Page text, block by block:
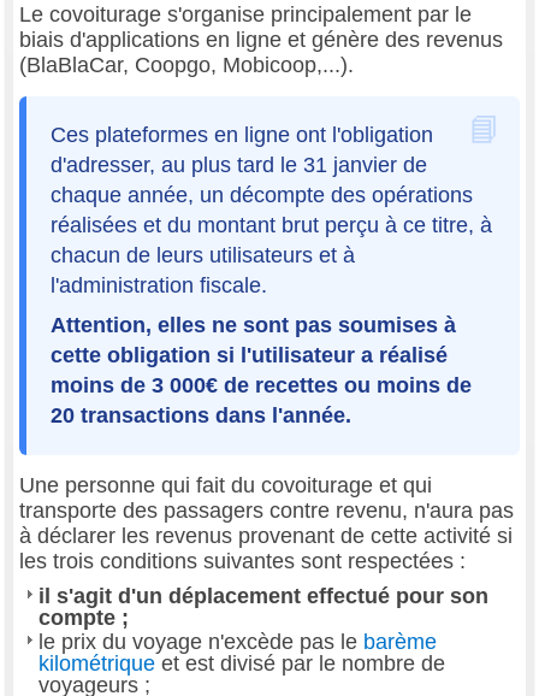
Le covoiturage s'organise principalement par le
biais d'applications en ligne et génère des revenus
(BlaBlaCar, Coopgo, Mobicoop,...).
Ces plateformes en ligne ont l'obligation
d'adresser, au plus tard le 31 janvier de
chaque année, un décompte des opérations
réalisées et du montant brut perçu à ce titre, à
chacun de leurs utilisateurs et à
l'administration fiscale.
Attention, elles ne sont pas soumises à
cette obligation si l'utilisateur a réalisé
moins de 3 000€ de recettes ou moins de
20 transactions dans l'année.
Une personne qui fait du covoiturage et qui
transporte des passagers contre revenu, n'aura pas
à déclarer les revenus provenant de cette activité si
les trois conditions suivantes sont respectées :
il s'agit d'un déplacement effectué pour son
compte ;
le prix du voyage n'excède pas le barème
kilométrique et est divisé par le nombre de
voyageurs ;